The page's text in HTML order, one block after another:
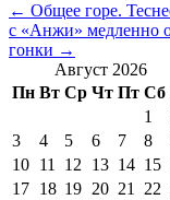
← Общее горе.
с «Анжи» медленно
гонки →
Август 2026
Пн Вт Ср Чт Пт Сб
1
3
4 5 6 7 8
10 11 12 13 14 15
17 18 19 20 21 22